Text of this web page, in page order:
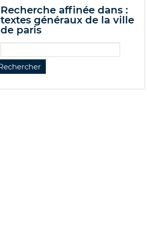
recherche affinée dans :
textes généraux de la ville
de paris